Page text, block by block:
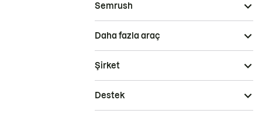
Semrush
Daha fazla araç
Şirket
Destek